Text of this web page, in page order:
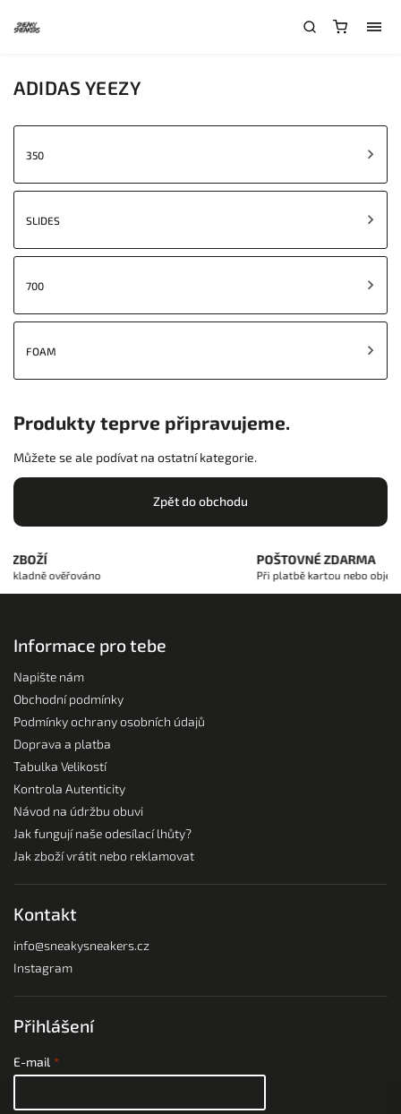
ADIDAS YEEZY
350
SLIDES
700
FOAM
Produkty teprve připravujeme.
Můžete se ale podívat na ostatní kategorie.
Zpět do obchodu
ZBOŽÍ
ověřováno
POŠTOVNÉ ZDARMA
Při platbě kartou nebo
Informace pro tebe
Napište nám
Obchodní podmínky
Podmínky ochrany osobních údajů
Doprava a platba
Tabulka Velikostí
Kontrola Autenticity
Návod na údržbu obuvi
Jak fungují naše odesílací lhůty?
Jak zboží vrátit nebo reklamovat
Kontakt
info@sneakysneakers.cz
Instagram
Přihlášení
E-mail